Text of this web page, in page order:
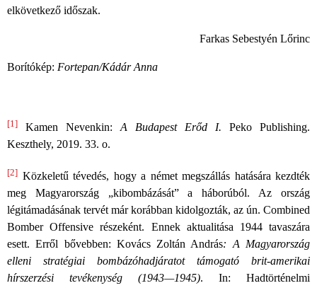
elkövetkező időszak.
Farkas Sebestyén Lőrinc
Borítókép: Fortepan/Kádár Anna
[1] Kamen Nevenkin: A Budapest Erőd I. Peko Publishing.
Keszthely, 2019. 33. o.
[2] Közkeletű tévedés, hogy a német megszállás hatására kezdték
meg Magyarország „kibombázását” a háborúból. Az ország
légitámadásának tervét már korábban kidolgozták, az ún. Combined
Bomber Offensive részeként. Ennek aktualitása 1944 tavaszára
esett. Erről bővebben: Kovács Zoltán András: A Magyarország
elleni stratégiai bombázóhadjáratot támogató brit-amerikai
hírszerzési tevékenység (1943—1945). In: Hadtörténelmi